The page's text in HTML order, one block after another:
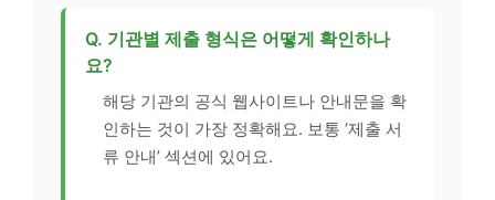
Q. 기관별 제출 형식은 어떻게 확인하나
요?
해당 기관의 공식 웹사이트나 안내문을 확
인하는 것이 가장 정확해요. 보통 ‘제출 서
류 안내’ 섹션에 있어요.